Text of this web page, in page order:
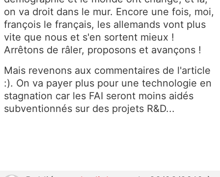
on va droit dans le mur. Encore une fois, moi,
françois le français, les allemands vont plus
vite que nous et s'en sortent mieux !
Arrêtons de râler, proposons et avançons !
Mais revenons aux commentaires de l'article
:). On va payer plus pour une technologie en
stagnation car les FAI seront moins aidés
subventionnés sur des projets R&D...